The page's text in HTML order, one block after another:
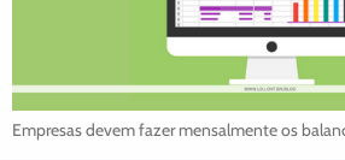
Empresas devem fazer mensalmente os